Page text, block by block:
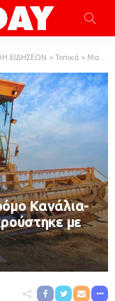
ΕΙΔΗΣΕΩΝ > Τοπικά > Μαγνησία
Κανάλια-
με